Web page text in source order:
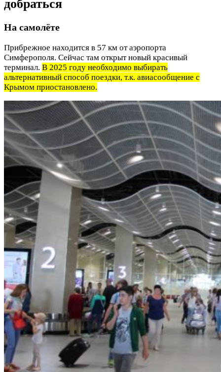
добраться
На самолёте
Прибрежное находится в 57 км от аэропорта
Симферополя. Сейчас там открыт новый красивый
терминал. В 2025 году необходимо выбирать
альтернативный способ поездки, т.к. авиасообщение с
Крымом приостановлено.